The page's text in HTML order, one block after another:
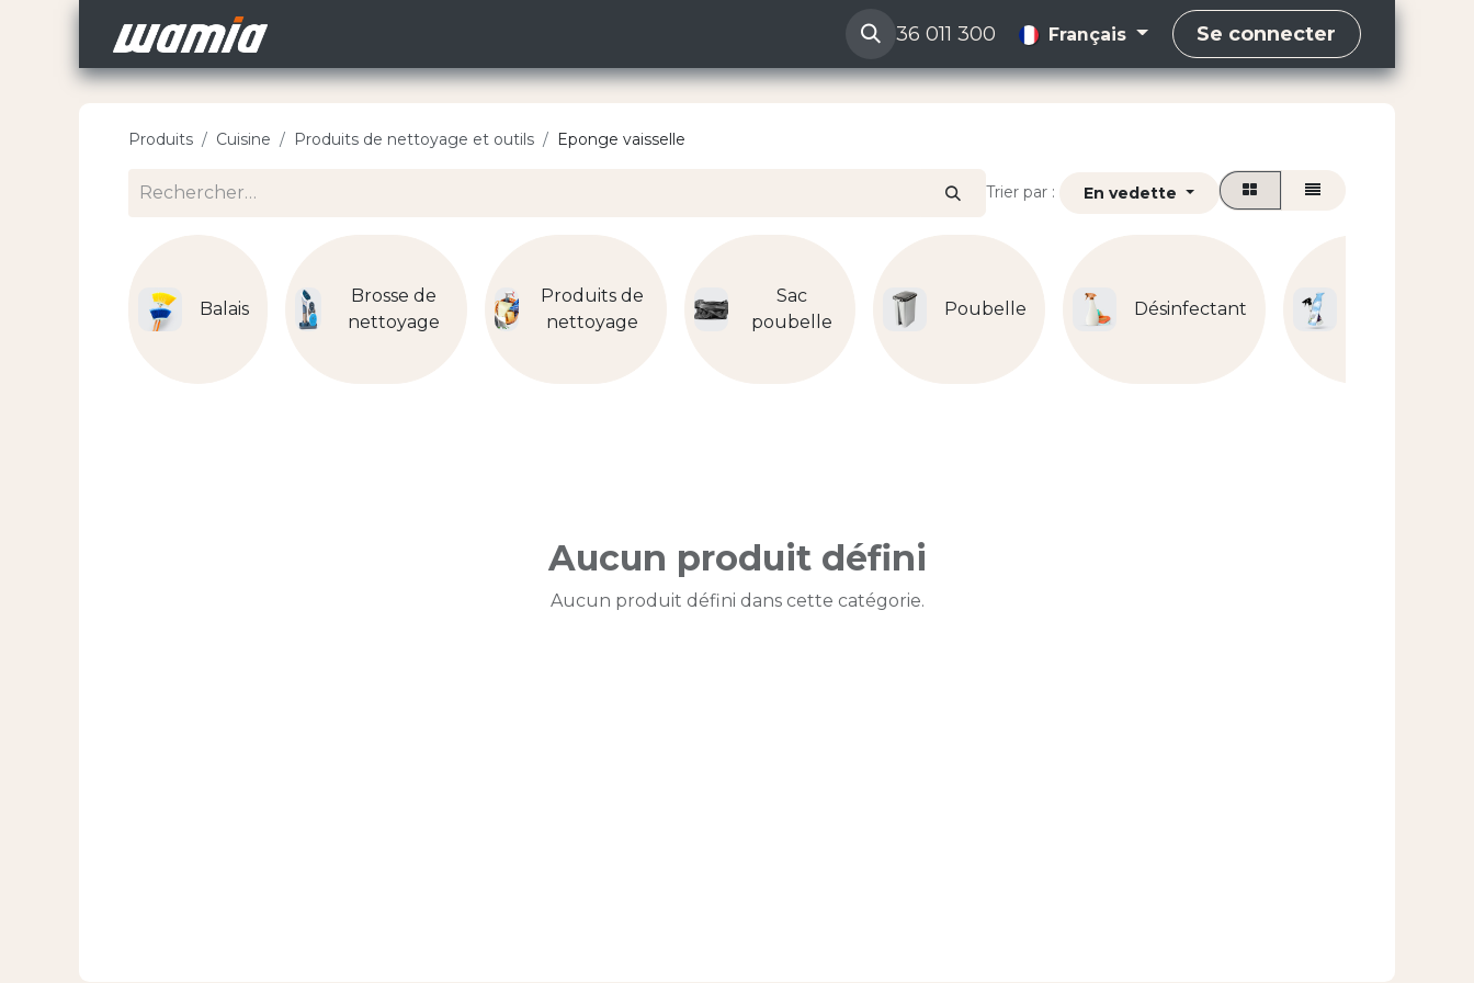
36 011 300 Français Se connecter
Produits Cuisine Produits de nettoyage et outils Eponge vaisselle
Trier par : En vedette
Balais
Brosse de
nettoyage
Produits de
nettoyage
Sac
poubelle
Poubelle Désinfectant
Aucun produit défini
Aucun produit défini dans cette catégorie.